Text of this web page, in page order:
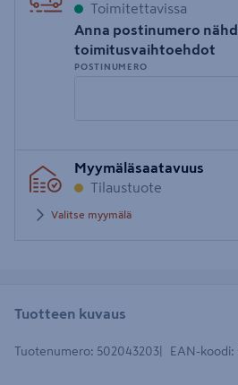
Toimitettavissa
Anna postinumero
toimitusvaihtoehdot
POSTINUMERO
postinumero
Myymäläsaatavuus
Tilaustuote
Valitse myymälä
Tuotteen kuvaus
Tuotenumero: 502043203 EAN-koodi: